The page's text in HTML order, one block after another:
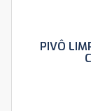
PIVÔ